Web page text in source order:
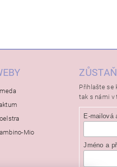
Mio
Přihlašte se
tak s námi v
E-mailová
Jméno a